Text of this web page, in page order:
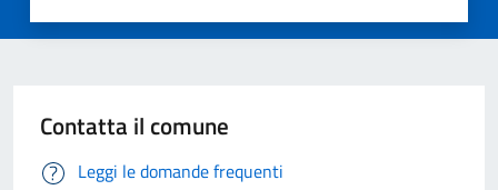
Contatta il comune
Leggi le domande frequenti